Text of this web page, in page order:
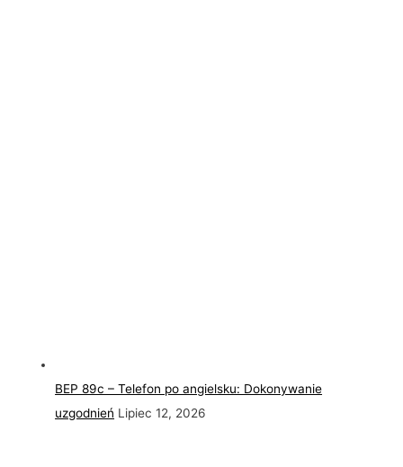
BEP 89c – Telefon po angielsku: Dokonywanie
uzgodnień Lipiec 12, 2026